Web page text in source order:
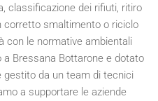
classificazione dei rifiuti, ritiro
corretto smaltimento o riciclo
con le normative ambientali
Bressana Bottarone e dotato
gestito da un team di tecnici
a supportare le aziende